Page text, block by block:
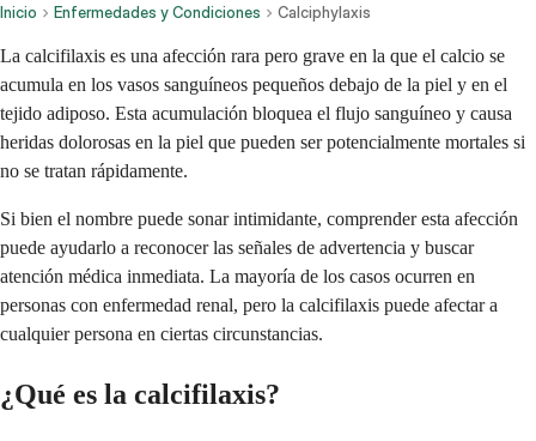
Inicio Enfermedades y Condiciones Calciphylaxis
La calcifilaxis es una afección rara pero grave en la que el calcio se
acumula en los vasos sanguíneos pequeños debajo de la piel y en el
tejido adiposo. Esta acumulación bloquea el flujo sanguíneo y causa
heridas dolorosas en la piel que pueden ser potencialmente mortales si
no se tratan rápidamente.
Si bien el nombre puede sonar intimidante, comprender esta afección
puede ayudarlo a reconocer las señales de advertencia y buscar
atención médica inmediata. La mayoría de los casos ocurren en
personas con enfermedad renal, pero la calcifilaxis puede afectar a
cualquier persona en ciertas circunstancias.
¿Qué es la calcifilaxis?